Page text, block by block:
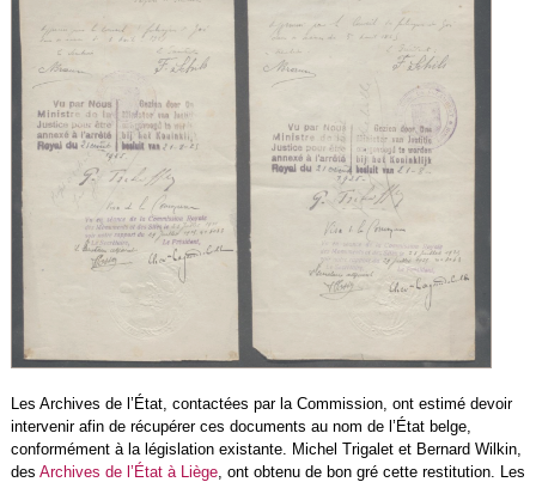
Les Archives de l’État, contactées par la Commission, ont estimé devoir
intervenir afin de récupérer ces documents au nom de l’État belge,
conformément à la législation existante. Michel Trigalet et Bernard Wilkin,
des Archives de l’État à Liège, ont obtenu de bon gré cette restitution. Les